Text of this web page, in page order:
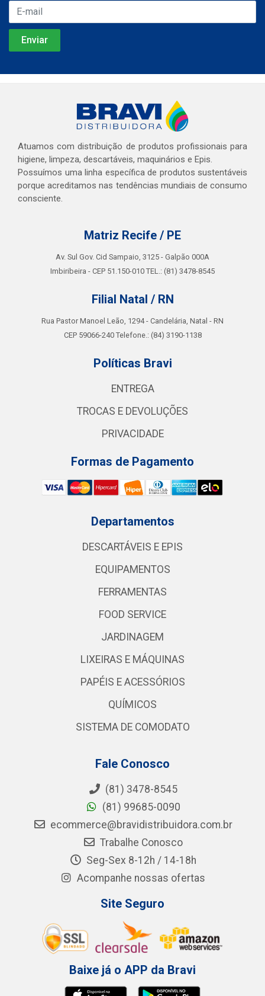
Atuamos com distribuição de produtos profissionais para
higiene, limpeza, descartáveis, maquinários e Epis.
Possuímos uma linha específica de produtos sustentáveis
porque acreditamos nas tendências mundiais de consumo
consciente.
Matriz Recife / PE
Av. Sul Gov. Cid Sampaio, 3125 - Galpão 000A
Imbiribeira - CEP 51.150-010 TEL.: (81) 3478-8545
Filial Natal / RN
Rua Pastor Manoel Leão, 1294 - Candelária, Natal - RN
CEP 59066-240 Telefone.: (84) 3190-1138
Políticas Bravi
ENTREGA
TROCAS E DEVOLUÇÕES
PRIVACIDADE
Formas de Pagamento
Departamentos
DESCARTÁVEIS E EPIS
EQUIPAMENTOS
FERRAMENTAS
FOOD SERVICE
JARDINAGEM
LIXEIRAS E MÁQUINAS
PAPÉIS E ACESSÓRIOS
QUÍMICOS
SISTEMA DE COMODATO
Fale Conosco
(81) 3478-8545
(81) 99685-0090
ecommerce@bravidistribuidora.com.br
Trabalhe Conosco
Seg-Sex 8-12h / 14-18h
Acompanhe nossas ofertas
Site Seguro
Baixe já o APP da Bravi